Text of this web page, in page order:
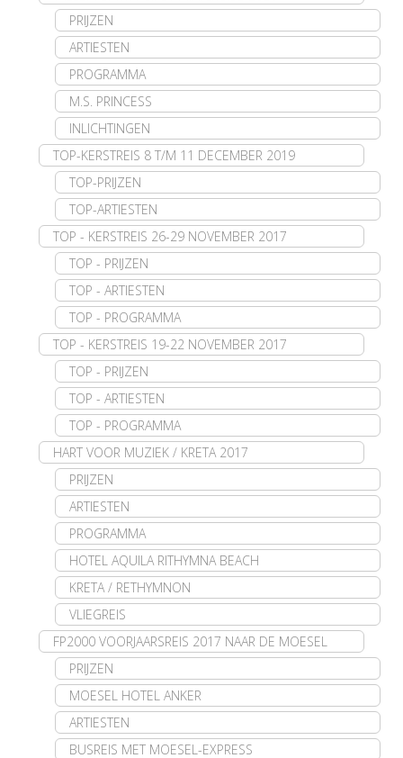
PRIJZEN
ARTIESTEN
PROGRAMMA
M.S. PRINCESS
INLICHTINGEN
TOP-KERSTREIS 8 T/M 11 DECEMBER 2019
TOP-PRIJZEN
TOP-ARTIESTEN
TOP - KERSTREIS 26-29 NOVEMBER 2017
TOP - PRIJZEN
TOP - ARTIESTEN
TOP - PROGRAMMA
TOP - KERSTREIS 19-22 NOVEMBER 2017
TOP - PRIJZEN
TOP - ARTIESTEN
TOP - PROGRAMMA
HART VOOR MUZIEK / KRETA 2017
PRIJZEN
ARTIESTEN
PROGRAMMA
HOTEL AQUILA RITHYMNA BEACH
KRETA / RETHYMNON
VLIEGREIS
FP2000 VOORJAARSREIS 2017 NAAR DE MOESEL
PRIJZEN
MOESEL HOTEL ANKER
ARTIESTEN
BUSREIS MET MOESEL-EXPRESS